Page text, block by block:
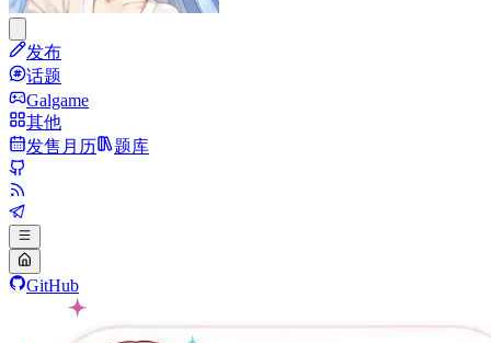
发布
话题
Galgame
其他
发售月历
题库
GitHub